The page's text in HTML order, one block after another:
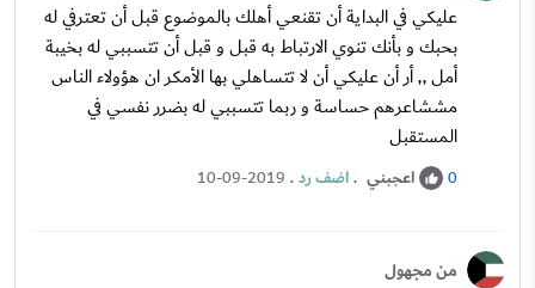
عليكي في البداية أن تقنعي أهلك بالموضوع قبل أن تعترفي له
بحبك و بأنك تنوي الارتباط به قبل و قبل أن تتسببي له بخيبة
أمل ,, أر أن عليكي أن لا تتساهلي بها الأمكر ان هؤولاء الناس
مششاعرهم حساسة و ربما تتسببي له بضرر نفسي في
المستقبل
0 اعجبني .اضف رد.
10-09-2019
من مجهول